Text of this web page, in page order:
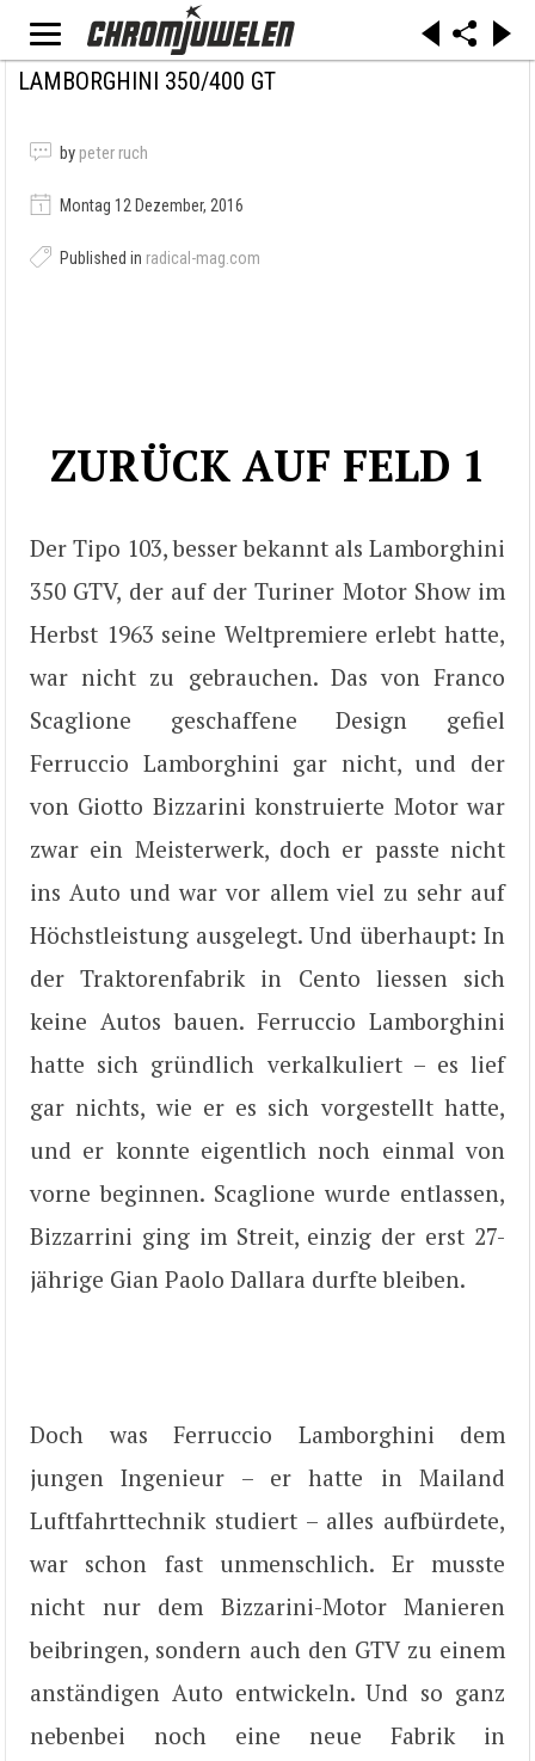
LAMBORGHINI 350/400 GT
by peter ruch
Montag 12 Dezember, 2016
Published in radical-mag.com
ZURÜCK AUF FELD 1
Der Tipo 103, besser bekannt als Lamborghini
350 GTV, der auf der Turiner Motor Show im
Herbst 1963 seine Weltpremiere erlebt hatte,
war nicht zu gebrauchen. Das von Franco
Scaglione geschaffene Design gefiel
Ferruccio Lamborghini gar nicht, und der
von Giotto Bizzarini konstruierte Motor war
zwar ein Meisterwerk, doch er passte nicht
ins Auto und war vor allem viel zu sehr auf
Höchstleistung ausgelegt. Und überhaupt: In
der Traktorenfabrik in Cento liessen sich
keine Autos bauen. Ferruccio Lamborghini
hatte sich gründlich verkalkuliert – es lief
gar nichts, wie er es sich vorgestellt hatte,
und er konnte eigentlich noch einmal von
vorne beginnen. Scaglione wurde entlassen,
Bizzarrini ging im Streit, einzig der erst 27-
jährige Gian Paolo Dallara durfte bleiben.
Doch was Ferruccio Lamborghini dem
jungen Ingenieur – er hatte in Mailand
Luftfahrttechnik studiert – alles aufbürdete,
war schon fast unmenschlich. Er musste
nicht nur dem Bizzarini-Motor Manieren
beibringen, sondern auch den GTV zu einem
anständigen Auto entwickeln. Und so ganz
nebenbei noch eine neue Fabrik in